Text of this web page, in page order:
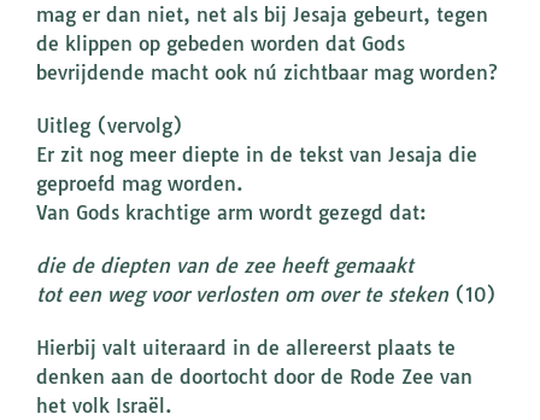
mag er dan niet, net als bij Jesaja gebeurt, tegen
de klippen op gebeden worden dat Gods
bevrijdende macht ook nú zichtbaar mag worden?
Uitleg (vervolg)
Er zit nog meer diepte in de tekst van Jesaja die
geproefd mag worden.
Van Gods krachtige arm wordt gezegd dat:
die de diepten van de zee heeft gemaakt
tot een weg voor verlosten om over te steken (10)
Hierbij valt uiteraard in de allereerst plaats te
denken aan de doortocht door de Rode Zee van
het volk Israël.